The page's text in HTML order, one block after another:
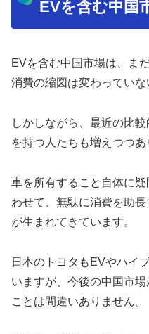
EVを含む中国
EVを含む中国市場は、ま
消費の縮図は変わっていな
しかしながら、最近の比
を持つ人たちも増えつつあ
車を所有すること自体に
わせて、無駄に消費を助
が生まれてきています。
日本のトヨタもEVやハイ
いますが、今後の中国市
ことは間違いありません。